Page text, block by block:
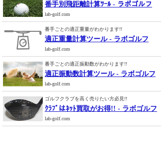
番手別飛距離計算ﾂｰﾙ - ラボゴルフ
lab-golf.com
番手ごとの適正重量がわかります!!
適正重量計算ツール - ラボゴルフ
lab-golf.com
番手ごとの適正振動数がわかります!!
適正振動数計算ツール - ラボゴルフ
lab-golf.com
ゴルフクラブを高く売りたい方必見!!
ｸﾗﾌﾞはﾈｯﾄ買取がお得!! - ラボゴルフ
lab-golf.com